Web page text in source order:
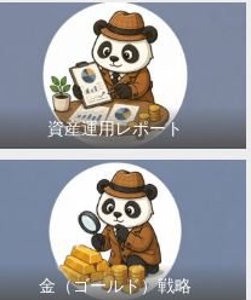
資産運用レポート
金（ゴールド）戦略